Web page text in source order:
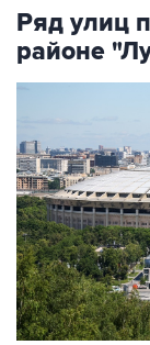
Ряд улиц
районе